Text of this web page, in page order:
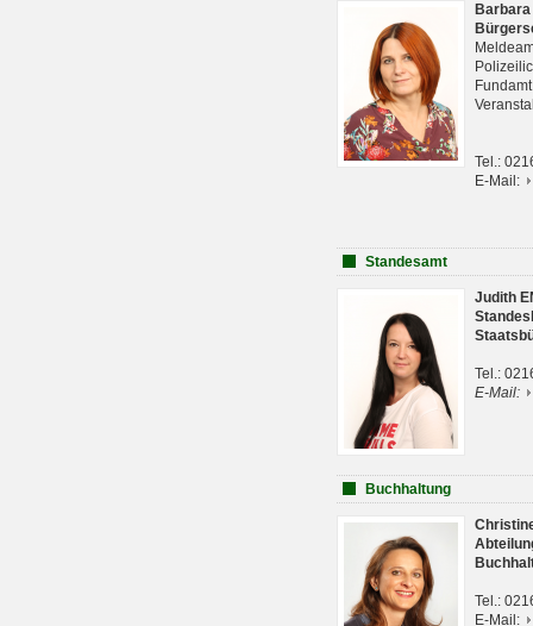
Tel.:
E-Mail:
Standesamt
Judith
Tel.:
E-Mail:
Buchhaltung
Tel.:
E-Mail: